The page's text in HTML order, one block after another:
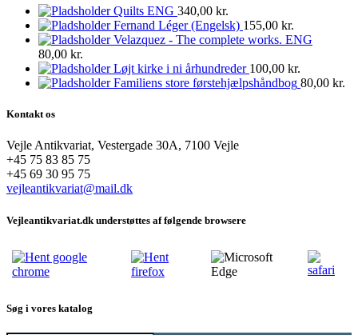
Quilts ENG 340,00 kr.
Fernand Léger (Engelsk) 155,00 kr.
Velazquez - The complete works. ENG
80,00 kr.
Løjt kirke i ni århundreder 100,00 kr.
Familiens store førstehjælpshåndbog 80,00 kr.
Kontakt os
Vejle Antikvariat, Vestergade 30A, 7100 Vejle
+45 75 83 85 75
+45 69 30 95 75
vejleantikvariat@mail.dk
Vejleantikvariat.dk understøttes af følgende browsere
Søg i vores katalog